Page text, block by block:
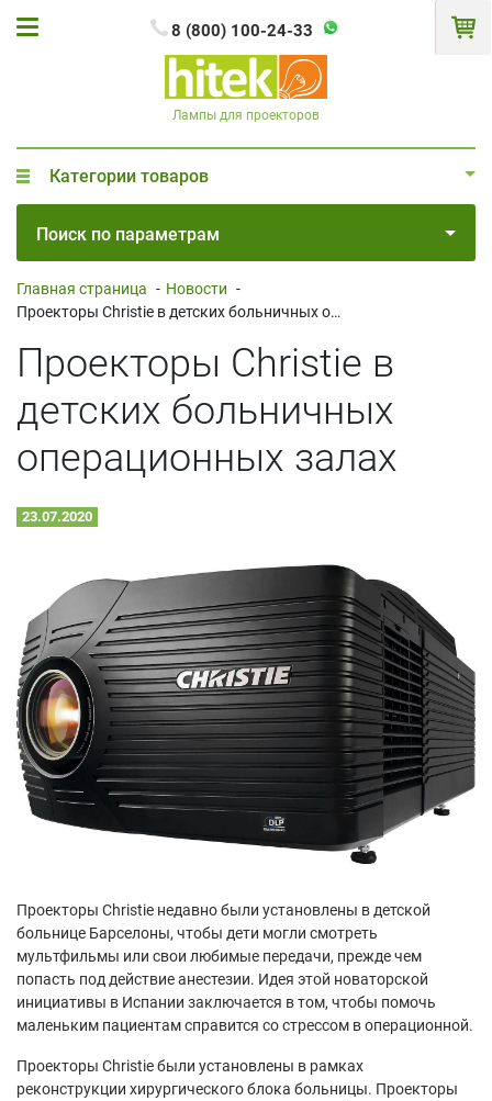
8 (800) 100-24-33
Лампы для проекторов
Категории товаров
Поиск по параметрам
Главная страница - Новости -
Проекторы Christie в детских больничных операционных залах
Проекторы Christie в
детских больничных
операционных залах
23.07.2020
Проекторы Christie недавно были установлены в детской
больнице Барселоны, чтобы дети могли смотреть
мультфильмы или свои любимые передачи, прежде чем
попасть под действие анестезии. Идея этой новаторской
инициативы в Испании заключается в том, чтобы помочь
маленьким пациентам справится со стрессом в операционной.
Проекторы Christie были установлены в рамках
реконструкции хирургического блока больницы. Проекторы